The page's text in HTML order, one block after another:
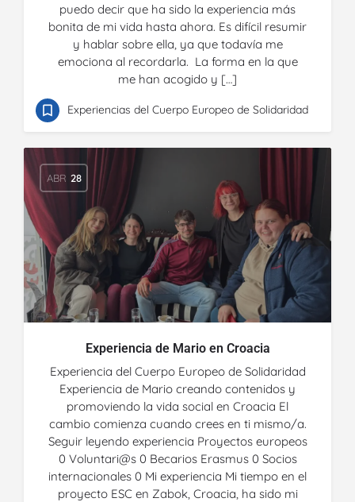
puedo decir que ha sido la experiencia más
bonita de mi vida hasta ahora. Es difícil resumir
y hablar sobre ella, ya que todavía me
emociona al recordarla. La forma en la que
me han acogido y […]
Experiencias del Cuerpo Europeo de Solidaridad
ABR 28
Experiencia de Mario en Croacia
Experiencia del Cuerpo Europeo de Solidaridad
Experiencia de Mario creando contenidos y
promoviendo la vida social en Croacia El
cambio comienza cuando crees en ti mismo/a.
Seguir leyendo experiencia Proyectos europeos
0 Voluntari@s 0 Becarios Erasmus 0 Socios
internacionales 0 Mi experiencia Mi tiempo en el
proyecto ESC en Zabok, Croacia, ha sido mi